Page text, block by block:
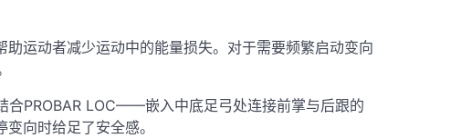
助运动者减少运动中的能量损失。对于需要频繁启动变向
合PROBAR LOC——嵌入中底足弓处连接前掌与后跟的
变向时给足了安全感。